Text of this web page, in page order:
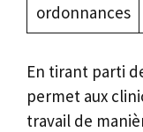
ordonnances
En tirant parti
permet aux
travail de